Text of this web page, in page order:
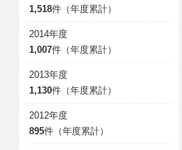
1,518件（年度累計）
2014年度
1,007件（年度累計）
2013年度
1,130件（年度累計）
2012年度
895件（年度累計）